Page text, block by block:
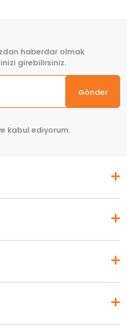
haberdar olmak
girebilirsiniz.
Gönder
kabul ediyorum.